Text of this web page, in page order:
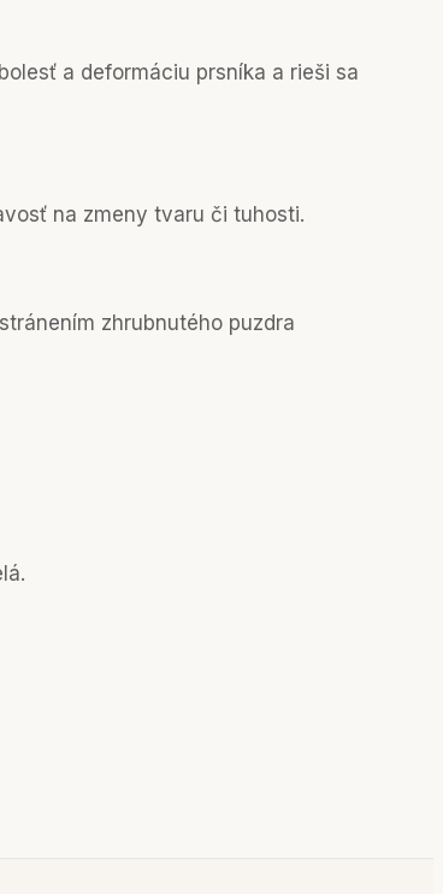
a deformáciu prsníka a rieši sa
na zmeny tvaru či tuhosti.
zhrubnutého puzdra